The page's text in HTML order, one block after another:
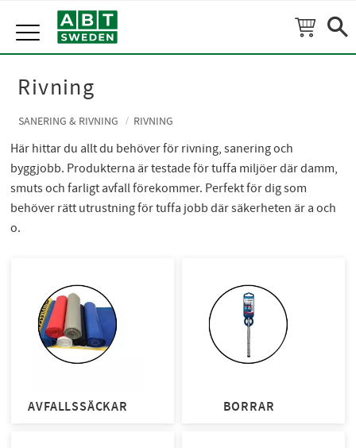
Meny
Rivning
SANERING & RIVNING RIVNING
Här hittar du allt du behöver för rivning, sanering och
byggjobb. Produkterna är testade för tuffa miljöer där damm,
smuts och farligt avfall förekommer. Perfekt för dig som
behöver rätt utrustning för tuffa jobb där säkerheten är a och
o.
AVFALLSSÄCKAR BORRAR